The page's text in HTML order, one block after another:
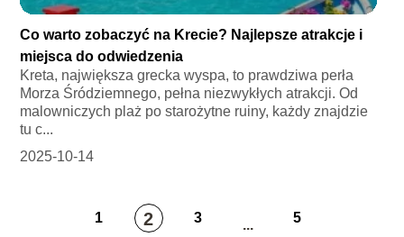
Co warto zobaczyć na Krecie? Najlepsze atrakcje i
miejsca do odwiedzenia
Kreta, największa grecka wyspa, to prawdziwa perła
Morza Śródziemnego, pełna niezwykłych atrakcji. Od
malowniczych plaż po starożytne ruiny, każdy znajdzie
tu c...
2025-10-14
1 2 3 ... 5